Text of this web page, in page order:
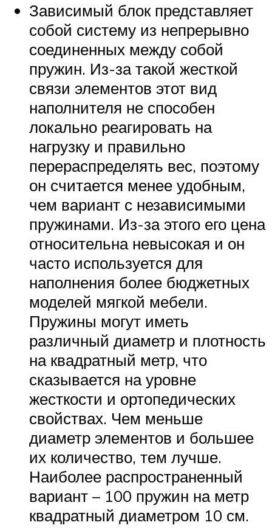
Зависимый блок представляет
собой систему из непрерывно
соединенных между собой
пружин. Из-за такой жесткой
связи элементов этот вид
наполнителя не способен
локально реагировать на
нагрузку и правильно
перераспределять вес, поэтому
он считается менее удобным,
чем вариант с независимыми
пружинами. Из-за этого его цена
относительна невысокая и он
часто используется для
наполнения более бюджетных
моделей мягкой мебели.
Пружины могут иметь
различный диаметр и плотность
на квадратный метр, что
сказывается на уровне
жесткости и ортопедических
свойствах. Чем меньше
диаметр элементов и большее
их количество, тем лучше.
Наиболее распространенный
вариант – 100 пружин на метр
квадратный диаметром 10 см.